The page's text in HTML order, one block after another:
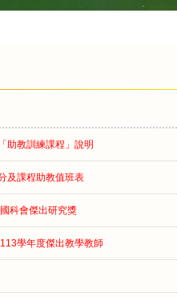
助教訓練課程」說明
及課程助教值班表
科會傑出研究獎
學年度傑出教學教師